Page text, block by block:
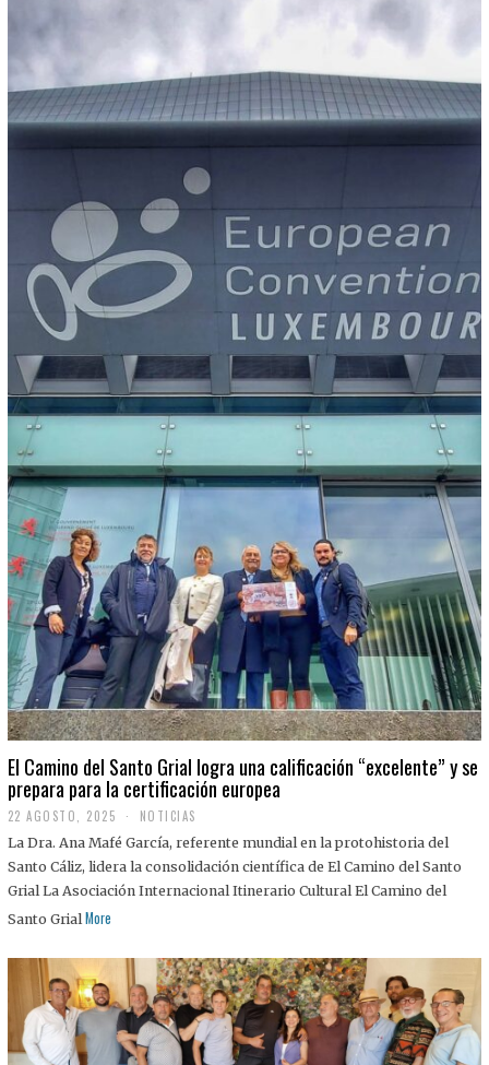
El Camino del Santo Grial logra una calificación “excelente” y se
prepara para la certificación europea
22 AGOSTO, 2025
2
A
G
O
S
2
5
NOTICIAS
La Dra. Ana Mafé García, referente mundial en la protohistoria del
Santo Cáliz, lidera la consolidación científica de El Camino del Santo
Grial La Asociación Internacional Itinerario Cultural El Camino del
Santo Grial More